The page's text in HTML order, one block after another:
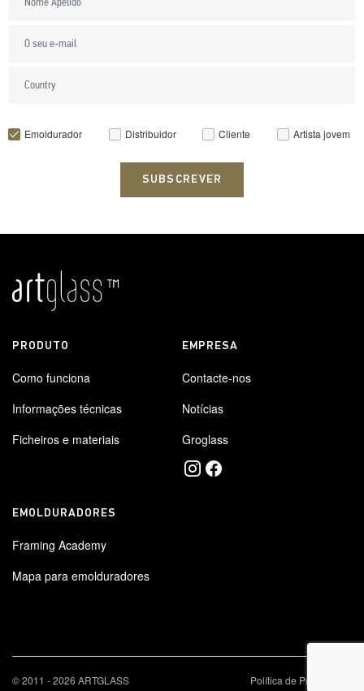
Emoldurador Distribuidor Cliente Artista jovem
SUBSCREVER
×
PRODUTO
Como funciona
Informações técnicas
Ficheiros e materiais
EMPRESA
Contacte-nos
Notícias
Groglass
EMOLDURADORES
Framing Academy
Mapa para emolduradores
© 2011 - 2026 ARTGLASS Política de Privacidade